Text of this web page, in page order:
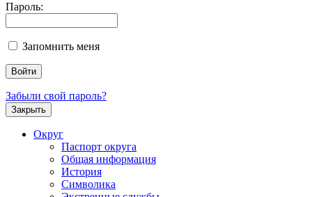
Пароль:
Запомнить меня
Забыли свой пароль?
Закрыть
Округ
Паспорт округа
Общая информация
История
Символика